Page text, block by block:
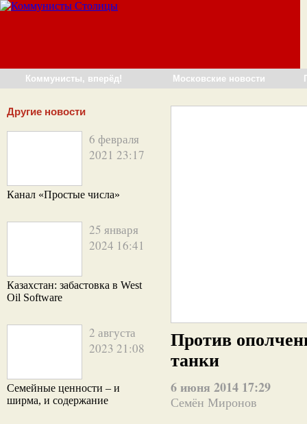
Коммунисты, вперёд! Московские новости
Другие новости
6 февраля
2021 23:17
Канал «Простые числа»
25 января
2024 16:41
Казахстан: забастовка в West
Oil Software
2 августа
2023 21:08
Семейные ценности – и
ширма, и содержание
Против
танки
6 июня 2014 17:29
Семён Миронов